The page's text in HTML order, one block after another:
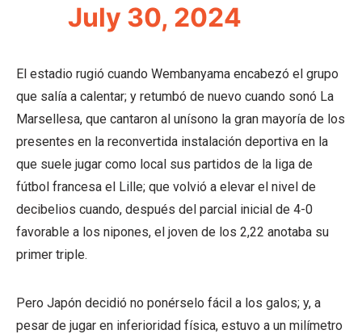
July 30, 2024
El estadio rugió cuando Wembanyama encabezó el grupo
que salía a calentar; y retumbó de nuevo cuando sonó La
Marsellesa, que cantaron al unísono la gran mayoría de los
presentes en la reconvertida instalación deportiva en la
que suele jugar como local sus partidos de la liga de
fútbol francesa el Lille; que volvió a elevar el nivel de
decibelios cuando, después del parcial inicial de 4-0
favorable a los nipones, el joven de los 2,22 anotaba su
primer triple.
Pero Japón decidió no ponérselo fácil a los galos; y, a
pesar de jugar en inferioridad física, estuvo a un milímetro